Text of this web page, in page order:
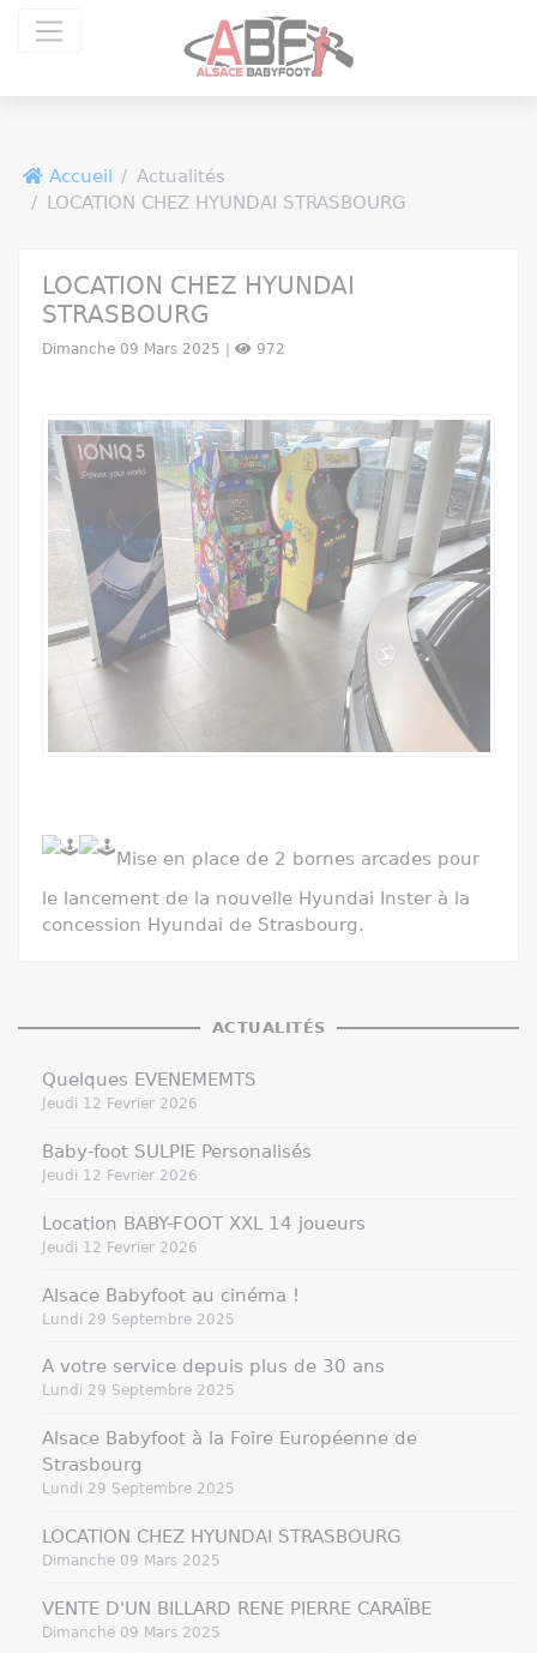
Accueil
Actualités
LOCATION CHEZ HYUNDAI STRASBOURG
LOCATION CHEZ HYUNDAI
STRASBOURG
Dimanche 09 Mars 2025 | 972
Mise en place de 2 bornes arcades pour
le lancement de la nouvelle Hyundai Inster à la
concession Hyundai de Strasbourg.
ACTUALITÉS
Quelques EVENEMEMTS
Jeudi 12 Fevrier 2026
Baby-foot SULPIE Personalisés
Jeudi 12 Fevrier 2026
Location BABY-FOOT XXL 14 joueurs
Jeudi 12 Fevrier 2026
Alsace Babyfoot au cinéma !
Lundi 29 Septembre 2025
A votre service depuis plus de 30 ans
Lundi 29 Septembre 2025
Alsace Babyfoot à la Foire Européenne de
Strasbourg
Lundi 29 Septembre 2025
LOCATION CHEZ HYUNDAI STRASBOURG
Dimanche 09 Mars 2025
VENTE D'UN BILLARD RENE PIERRE CARAÏBE
Dimanche 09 Mars 2025
Panneau de gestion des cookies